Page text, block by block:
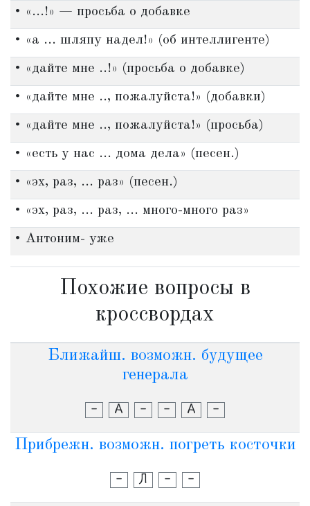
• «...!» — просьба о добавке
• «а ... шляпу надел!» (об интеллигенте)
• «дайте мне ..!» (просьба о добавке)
• «дайте мне .., пожалуйста!» (добавки)
• «дайте мне .., пожалуйста!» (просьба)
• «есть у нас ... дома дела» (песен.)
• «эх, раз, ... раз» (песен.)
• «эх, раз, ... раз, ... много-много раз»
• Антоним- уже
Похожие вопросы в
кроссвордах
Ближайш. возможн. будущее
генерала
- А - - А -
Прибрежн. возможн. погреть косточки
- Л - -